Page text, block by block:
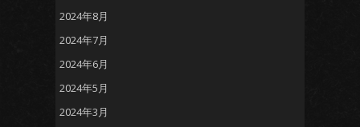
2024年8月
2024年7月
2024年6月
2024年5月
2024年3月